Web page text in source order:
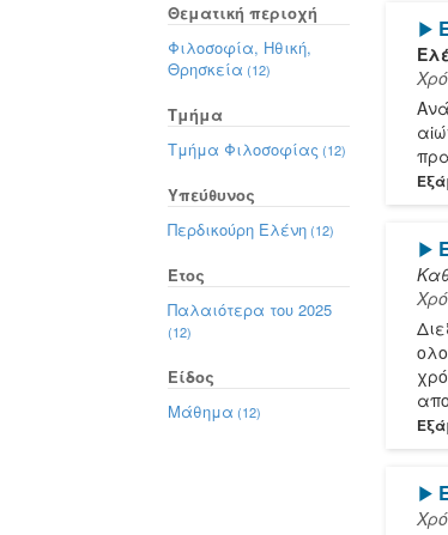
Θεματική περιοχή
Φιλοσοφία, Ηθική,
Θρησκεία (12)
Τμήμα
Τμήμα Φιλοσοφίας (12)
Υπεύθυνος
Περδικούρη Ελένη(12)
Έτος
Παλαιότερα του 2025
(12)
Είδος
Μάθημα (12)